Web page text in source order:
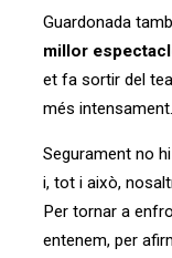
Guardonada
millor
et fa sortir del
més intensament.
Segurament no
i, tot i això,
Per tornar a
entenem, per